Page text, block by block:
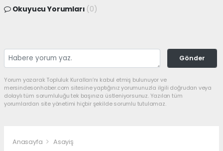
Okuyucu Yorumları (0)
Gönder
Yorum yazarak Topluluk Kuralları’nı kabul etmiş bulunuyor ve
mersindesonhaber.com sitesine yaptığınız yorumunuzla ilgili doğrudan veya
dolaylı tüm sorumluluğu tek başınıza üstleniyorsunuz. Yazılan tüm
yorumlardan site yönetimi hiçbir şekilde sorumlu tutulamaz.
Anasayfa Asayiş